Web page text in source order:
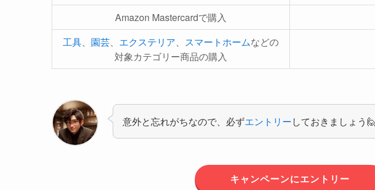
Amazon Mastercardで購入
工具、 園芸、 エクステリア、 スマートホームなどの
対象カテゴリー商品の購入
意外と忘れがちなので、必ずエントリーしておきましょう🙋
キャンペーンにエントリー